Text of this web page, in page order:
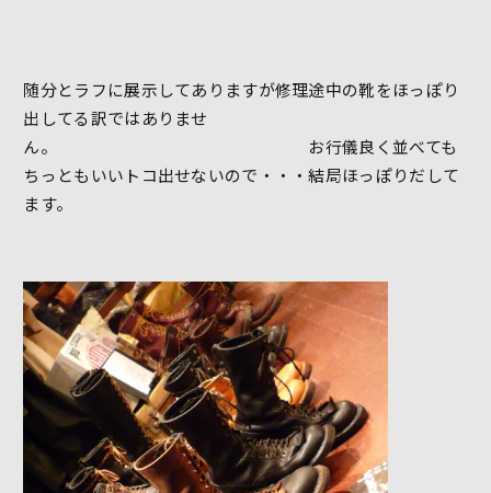
随分とラフに展示してありますが修理途中の靴をほっぽり
出してる訳ではありませ
ん。 お行儀良く並べても
ちっともいいトコ出せないので・・・結局ほっぽりだして
ます。